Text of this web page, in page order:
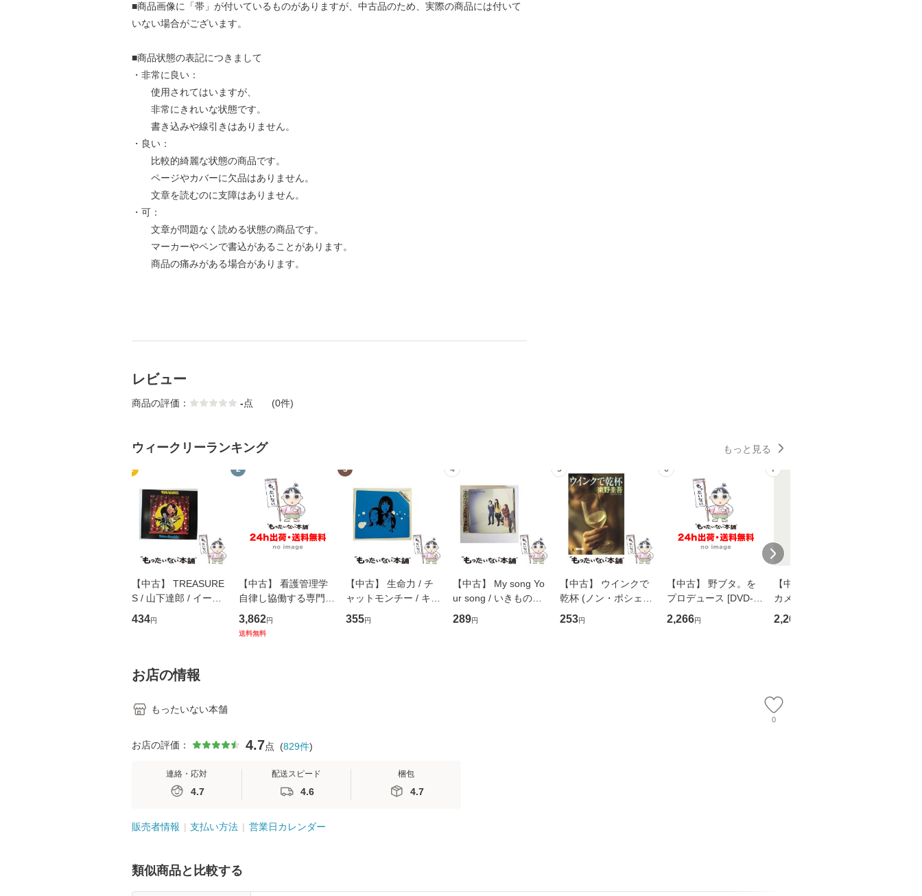
■商品画像に「帯」が付いているものがありますが、中古品のため、実際の商品には付いて
いない場合がございます。
■商品状態の表記につきまして
・非常に良い：
使用されてはいますが、
非常にきれいな状態です。
書き込みや線引きはありません。
・良い：
比較的綺麗な状態の商品です。
ページやカバーに欠品はありません。
文章を読むのに支障はありません。
・可：
文章が問題なく読める状態の商品です。
マーカーやペンで書込があることがあります。
商品の痛みがある場合があります。
レビュー
商品の評価： -点 (0件)
ウィークリーランキング もっと見る
1
【中古】 TREASURE
S / 山下達郎 / イース
トウエスト・ジャパン
[CD]【メール便送料無
434円
2
【中古】 看護管理学
自律し協働する専門職
の看護マネジメントス
キル 改訂第3版 (看護
3,862円
送料無料
3
【中古】 生命力 / チ
ャットモンチー / キュ
ーンレコード [CD]
【メール便送料無料】
355円
4
【中古】 My song Yo
ur song / いきものが
かり / [CD]【メール便
送料無料】
289円
5
【中古】 ウインクで
乾杯 (ノン・ポシェッ
ト) / 東野圭吾 / 祥伝
社 [文庫]【メール便送
253円
6
【中古】 野ブタ。を
プロデュース [DVD-B
OX] / バップ [DVD]
【メール便送料無料】
2,266円
7
【中古】 明日なき森
カメムシ先生が熊野で
語る / 熊野の森ネット
ワークいちいがしの
2,266
お店の情報
もったいない本舗
0
お店の評価： 4.7点 (829件)
連絡・応対
4.7
配送スピード
4.6
梱包
4.7
販売者情報 支払い方法 営業日カレンダー
類似商品と比較する